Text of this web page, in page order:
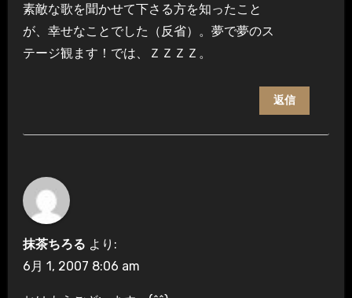
素敵な歌を聞かせて下さる方を知ったこと
が、幸せなことでした（反省）。夢で夢のス
テージ観ます！では、ＺＺＺＺ。
返信
抹茶ちろる より:
6月 1, 2007 8:06 am